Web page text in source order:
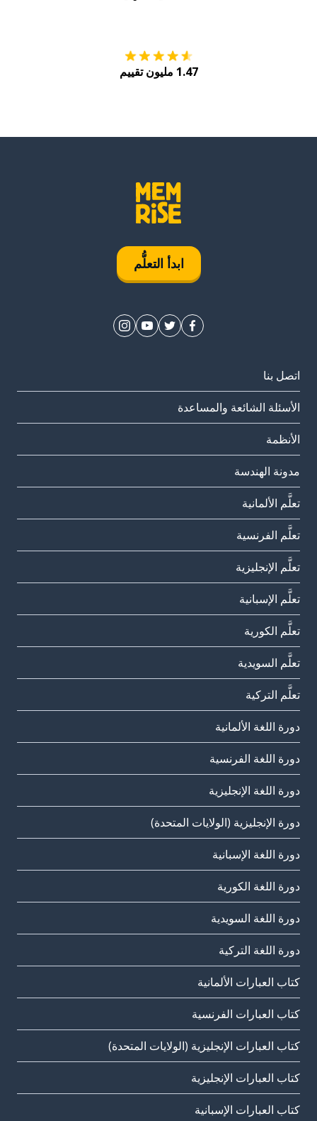
1.47 مليون تقييم
ابدأ التعلُّم
اتصل بنا
الأسئلة الشائعة والمساعدة
الأنظمة
مدونة الهندسة
تعلَّم الألمانية
تعلَّم الفرنسية
تعلَّم الإنجليزية
تعلَّم الإسبانية
تعلَّم الكورية
تعلَّم السويدية
تعلَّم التركية
دورة اللغة الألمانية
دورة اللغة الفرنسية
دورة اللغة الإنجليزية
دورة الإنجليزية (الولايات المتحدة)
دورة اللغة الإسبانية
دورة اللغة الكورية
دورة اللغة السويدية
دورة اللغة التركية
كتاب العبارات الألمانية
كتاب العبارات الفرنسية
كتاب العبارات الإنجليزية (الولايات المتحدة)
كتاب العبارات الإنجليزية
كتاب العبارات الإسبانية